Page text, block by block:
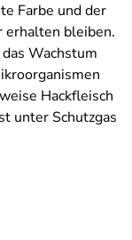
Farbe und der
erhalten bleiben.
Wachstum
Hackfleisch
unter Schutzgas